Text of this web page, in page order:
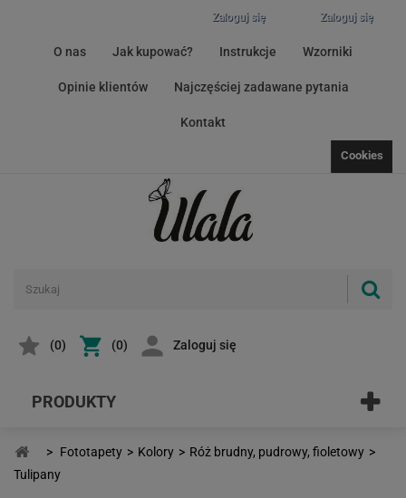
Zaloguj się
Zaloguj się
O nas Jak kupować? Instrukcje Wzorniki
Opinie klientów Najczęściej zadawane pytania
Kontakt
Cookies
(0) (0) Zaloguj się
PRODUKTY
> Fototapety > Kolory > Róż brudny, pudrowy, fioletowy >
Tulipany